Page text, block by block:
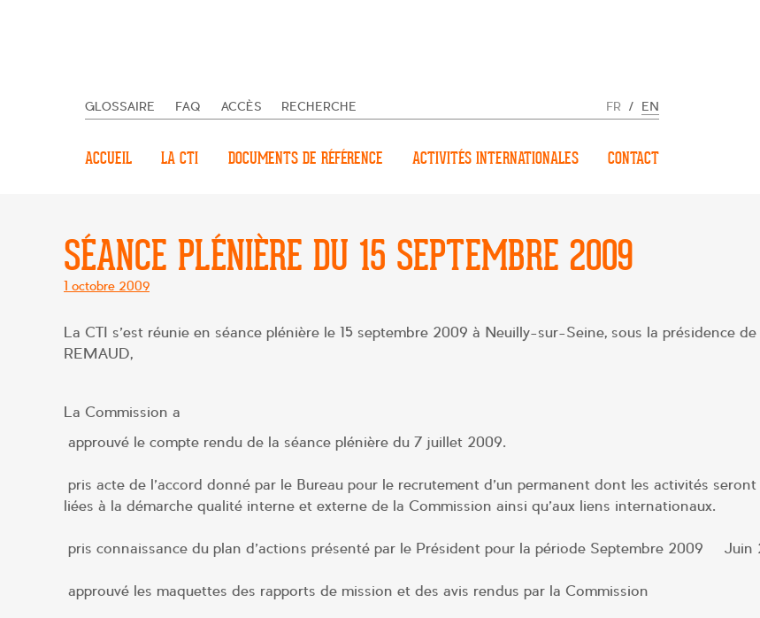
GLOSSAIRE FAQ ACCÈS RECHERCHE FR / EN
ACCUEIL LA CTI DOCUMENTS DE RÉFÉRENCE ACTIVITÉS INTERNATIONALES CONTACT
SÉANCE PLÉNIÈRE DU 15 SEPTEMBRE 2009
Posté
1 octobre 2009
La CTI s’est réunie en séance plénière le 15 septembre 2009 à Neuilly-sur-Seine, sous la présidence
REMAUD,
La Commission a
approuvé le compte rendu de la séance plénière du 7 juillet 2009.
pris acte de l’accord donné par le Bureau pour le recrutement d’un permanent dont les activités
liées à la démarche qualité interne et externe de la Commission ainsi qu’aux liens internationaux.
pris connaissance du plan d’actions présenté par le Président pour la période Septembre 2009 – Juin
approuvé les maquettes des rapports de mission et des avis rendus par la Commission